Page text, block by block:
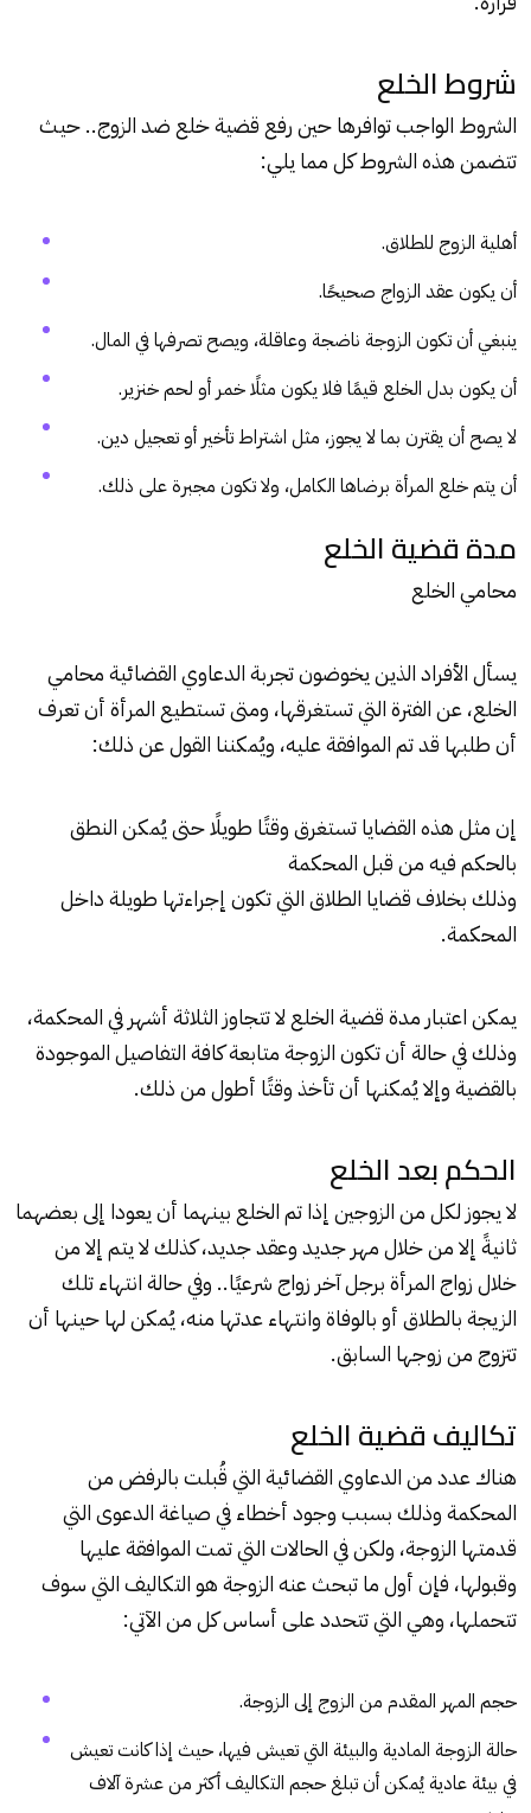
شروط الخلع
الشروط الواجب توافرها حين رفع قضية خلع ضد الزوج.. حيث
تتضمن هذه الشروط كل مما يلي:
أهلية الزوج للطلاق.
أن يكون عقد الزواج صحيحًا.
ينبغي أن تكون الزوجة ناضجة وعاقلة، ويصح تصرفها في المال.
أن يكون بدل الخلع قيمًا فلا يكون مثلًا خمر أو لحم خنزير.
لا يصح أن يقترن بما لا يجوز، مثل اشتراط تأخير أو تعجيل دين.
أن يتم خلع المرأة برضاها الكامل، ولا تكون مجبرة على ذلك.
مدة قضية الخلع
محامي الخلع
يسأل الأفراد الذين يخوضون تجربة الدعاوي القضائية محامي
الخلع، عن الفترة التي تستغرقها، ومتى تستطيع المرأة أن تعرف
أن طلبها قد تم الموافقة عليه، ويُمكننا القول عن ذلك:
إن مثل هذه القضايا تستغرق وقتًا طويلًا حتى يُمكن النطق
بالحكم فيه من قبل المحكمة
وذلك بخلاف قضايا الطلاق التي تكون إجراءتها طويلة داخل
المحكمة.
يمكن اعتبار مدة قضية الخلع لا تتجاوز الثلاثة أشهر في المحكمة،
وذلك في حالة أن تكون الزوجة متابعة كافة التفاصيل الموجودة
بالقضية وإلا يُمكنها أن تأخذ وقتًا أطول من ذلك.
الحكم بعد الخلع
لا يجوز لكل من الزوجين إذا تم الخلع بينهما أن يعودا إلى بعضهما
ثانيةً إلا من خلال مهر جديد وعقد جديد، كذلك لا يتم إلا من
خلال زواج المرأة برجل آخر زواج شرعيًا.. وفي حالة انتهاء تلك
الزيجة بالطلاق أو بالوفاة وانتهاء عدتها منه، يُمكن لها حينها أن
تتزوج من زوجها السابق.
تكاليف قضية الخلع
هناك عدد من الدعاوي القضائية التي قُبلت بالرفض من
المحكمة وذلك بسبب وجود أخطاء في صياغة الدعوى التي
قدمتها الزوجة، ولكن في الحالات التي تمت الموافقة عليها
وقبولها، فإن أول ما تبحث عنه الزوجة هو التكاليف التي سوف
تتحملها، وهي التي تتحدد على أساس كل من الآتي:
حجم المهر المقدم من الزوج إلى الزوجة.
حالة الزوجة المادية والبيئة التي تعيش فيها، حيث إذا كانت تعيش
في بيئة عادية يُمكن أن تبلغ حجم التكاليف أكثر من عشرة آلاف